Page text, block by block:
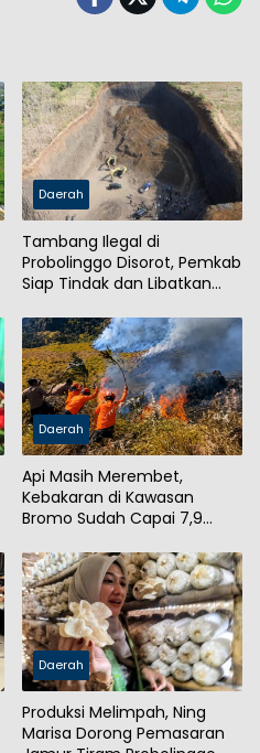
Daerah
Tambang Ilegal di
Probolinggo Disorot, Pemkab
Siap Tindak dan Libatkan
Daerah
Api Masih Merembet,
Kebakaran di Kawasan
Bromo Sudah Capai 7,9
Daerah
Produksi Melimpah, Ning
Marisa Dorong Pemasaran